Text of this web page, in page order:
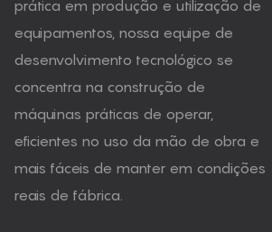
prática em produção e utilização de
equipamentos, nossa equipe de
desenvolvimento tecnológico se
concentra na construção de
máquinas práticas de operar,
eficientes no uso da mão de obra e
mais fáceis de manter em condições
reais de fábrica.